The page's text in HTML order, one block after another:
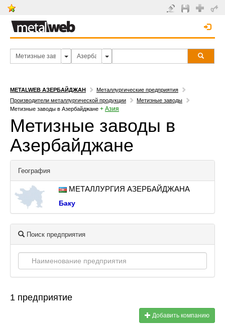
METALWEB АЗЕРБАЙДЖАН
Металлургические предприятия
Производители металлургической продукции
Метизные заводы
Метизные заводы в Азербайджане + Азия
Метизные заводы в
Азербайджане
География
МЕТАЛЛУРГИЯ АЗЕРБАЙДЖАНА
Баку
Поиск предприятия
1 предприятие
Добавить компанию